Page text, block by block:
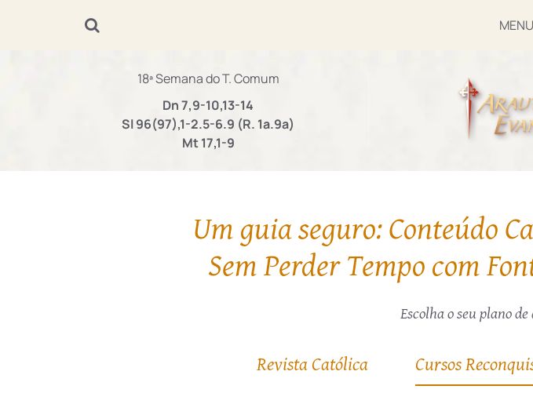
MENU
18ª Semana do T. Comum
Dn 7,9-10,13-14
Sl 96(97),1-2.5-6.9 (R. 1a.9a)
Mt 17,1-9
Um guia seguro: Conteúdo
Sem Perder Tempo com
Escolha o seu plano
Revista Católica Cursos